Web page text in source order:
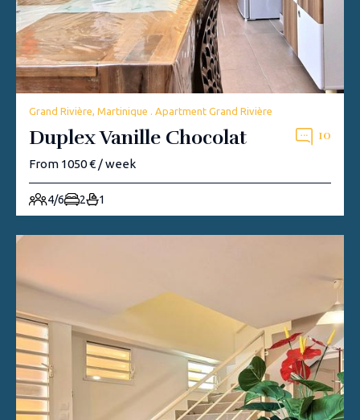
Grand Rivière, Martinique . Apartment Grand Rivière
Duplex Vanille Chocolat 10
From 1050 € / week
4/6 2 1